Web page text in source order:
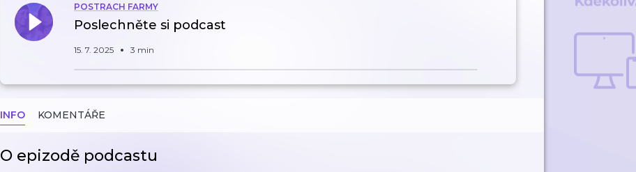
POSTRACH FARMY
Poslechněte si podcast
15. 7. 2025 3 min
INFO KOMENTÁŘE
O epizodě podcastu